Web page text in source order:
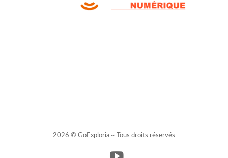
2026 © GoExploria ~ Tous droits réservés